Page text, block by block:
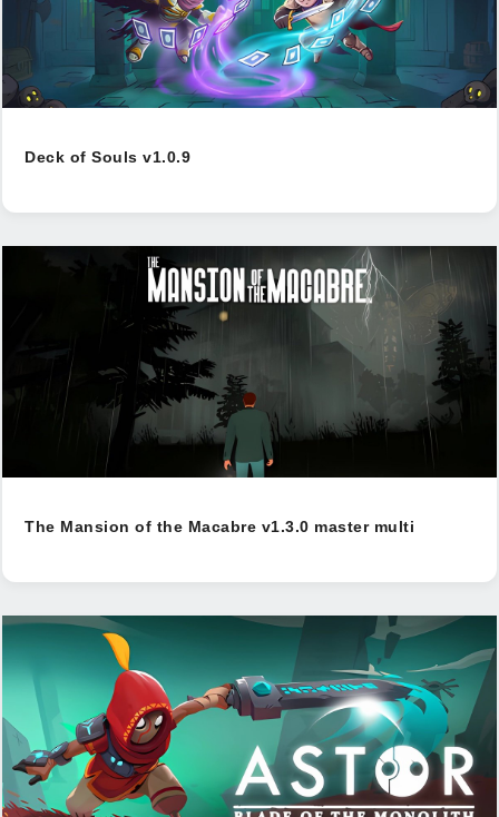
Deck of Souls v1.0.9
The Mansion of the Macabre v1.3.0 master multi